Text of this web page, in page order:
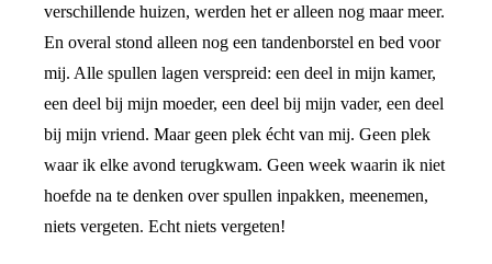
verschillende huizen, werden het er alleen nog maar meer.
En overal stond alleen nog een tandenborstel en bed voor
mij. Alle spullen lagen verspreid: een deel in mijn kamer,
een deel bij mijn moeder, een deel bij mijn vader, een deel
bij mijn vriend. Maar geen plek écht van mij. Geen plek
waar ik elke avond terugkwam. Geen week waarin ik niet
hoefde na te denken over spullen inpakken, meenemen,
niets vergeten. Echt niets vergeten!